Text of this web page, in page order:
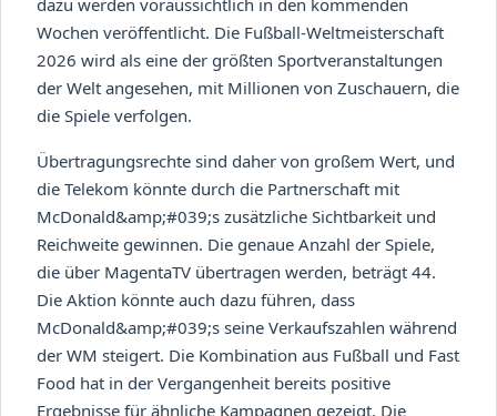
Wochen veröffentlicht. Die Fußball-Weltmeisterschaft
2026 wird als eine der größten Sportveranstaltungen
der Welt angesehen, mit Millionen von Zuschauern, die
die Spiele verfolgen.
Übertragungsrechte sind daher von großem Wert, und
die Telekom könnte durch die Partnerschaft mit
McDonald&amp;#039;s zusätzliche Sichtbarkeit und
Reichweite gewinnen. Die genaue Anzahl der Spiele,
die über MagentaTV übertragen werden, beträgt 44.
Die Aktion könnte auch dazu führen, dass
McDonald&amp;#039;s seine Verkaufszahlen während
der WM steigert. Die Kombination aus Fußball und Fast
Food hat in der Vergangenheit bereits positive
Ergebnisse für ähnliche Kampagnen gezeigt. Die